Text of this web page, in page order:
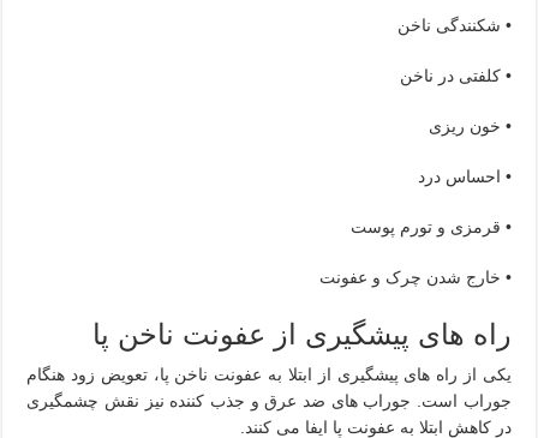
• شکنندگی ناخن
• کلفتی در ناخن
• خون ریزی
• احساس درد
• قرمزی و تورم پوست
• خارج شدن چرک و عفونت
راه های پیشگیری از عفونت ناخن پا
یکی از راه های پیشگیری از ابتلا به عفونت ناخن پا، تعویض زود هنگام
جوراب است. جوراب های ضد عرق و جذب کننده نیز نقش چشمگیری
در کاهش ابتلا به عفونت پا ایفا می کنند.